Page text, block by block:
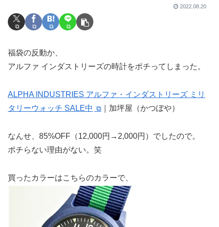
2022.08.20
福袋の反動か、
アルファ インダストリーズの時計をポチってしまった。
ALPHA INDUSTRIES アルファ・インダストリーズ ミリ
タリーウォッチ SALE中
｜加坪屋（かつぼや）
なんせ、85%OFF（12,000円→2,000円）でしたので。
ポチらない理由がない。笑
買ったカラーはこちらのカラーで、